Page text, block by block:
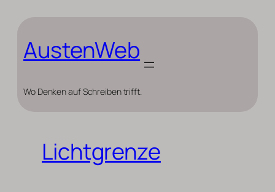
springen
AustenWeb
Wo Denken auf Schreiben trifft.
Lichtgrenze